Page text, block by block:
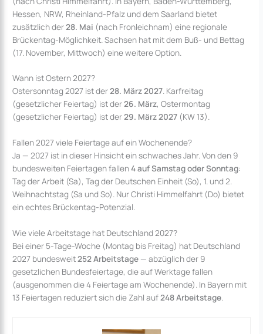
Hessen, NRW, Rheinland-Pfalz und dem Saarland bietet
zusätzlich der28. Mai (nach Fronleichnam) eine regionale
Brückentag-Möglichkeit. Sachsen hat mit dem Buß- und Bettag
(17. November, Mittwoch) eine weitere Option.
Wann ist Ostern 2027?
Ostersonntag 2027 ist der28. März 2027. Karfreitag
(gesetzlicher Feiertag) ist der26. März, Ostermontag
(gesetzlicher Feiertag) ist der29. März 2027 (KW 13).
Fallen 2027 viele Feiertage auf ein Wochenende?
Ja — 2027 ist in dieser Hinsicht ein schwaches Jahr. Von den 9
bundesweiten Feiertagen fallen4 auf Samstag oder Sonntag:
Tag der Arbeit (Sa), Tag der Deutschen Einheit (So), 1. und 2.
Weihnachtstag (Sa und So). Nur Christi Himmelfahrt (Do) bietet
ein echtes Brückentag-Potenzial.
Wie viele Arbeitstage hat Deutschland 2027?
Bei einer 5-Tage-Woche (Montag bis Freitag) hat Deutschland
2027 bundesweit252 Arbeitstage — abzüglich der 9
gesetzlichen Bundesfeiertage, die auf Werktage fallen
(ausgenommen die 4 Feiertage am Wochenende). In Bayern mit
13 Feiertagen reduziert sich die Zahl auf248 Arbeitstage.